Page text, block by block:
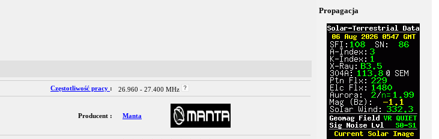
Częstotliwość pracy : 26.960 - 27.400 MHz
Producent : Manta
Propagacja